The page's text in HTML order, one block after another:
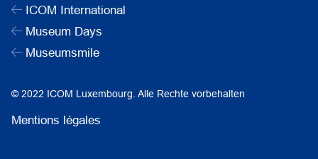
ICOM International
Museum Days
Museumsmile
© 2022 ICOM Luxembourg. Alle Rechte vorbehalten
Mentions légales